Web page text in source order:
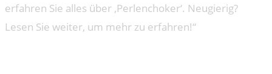
erfahren Sie alles über ‚Perlenchoker‘. Neugierig?
Lesen Sie weiter, um mehr zu erfahren!“